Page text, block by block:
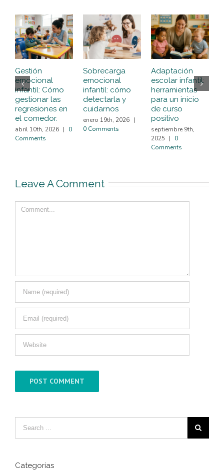
Gestión
emocional
infantil: Cómo
gestionar las
regresiones en
el comedor.
abril 10th, 2026 |
0
Comments
Sobrecarga
emocional
infantil: cómo
detectarla y
cuidarnos
enero 19th, 2026 |
0 Comments
Adaptación
escolar infantil:
herramientas
para un inicio
de curso
positivo
septiembre 9th,
2025
|
0
Comments
Leave A Comment
Comment
Categorías